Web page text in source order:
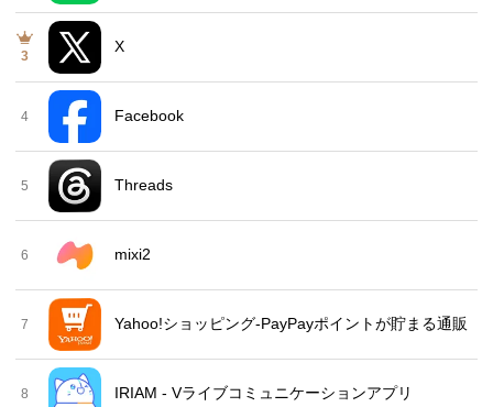
3
X
4 Facebook
5 Threads
6 mixi2
7 Yahoo!ショッピング-PayPayポイントが貯まる通販
8 IRIAM - Vライブコミュニケーションアプリ